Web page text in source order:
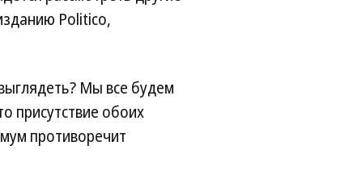
Politico,
Мы все будем
присутствие обоих
противоречит